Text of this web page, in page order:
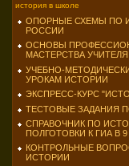
история в школе
ОПОРНЫЕ СХЕМЫ ПО
РОССИИ
ОСНОВЫ
МАСТЕРСТВА
УЧЕБНО-
УРОКАМ ИСТОРИИ
ЭКСПРЕСС-КУРС
ТЕСТОВЫЕ ЗАДАНИЯ
СПРАВОЧНИК ПО
ПОЛГОТОВКИ К ГИА В
КОНТРОЛЬНЫЕ
ИСТОРИИ